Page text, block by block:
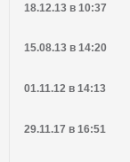
18.12.13 в 10:37
15.08.13 в 14:20
01.11.12 в 14:13
29.11.17 в 16:51